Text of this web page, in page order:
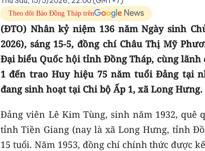
Theo dõi Báo Đồng Tháp trên
(ĐTO) Nhân kỷ niệm 136 năm Ngày sinh
2026), sáng 15-5, đồng chí Châu Thị Mỹ
Đại biểu Quốc hội tỉnh Đồng Tháp, cùng lãnh
1 đến trao Huy hiệu 75 năm tuổi Đảng tại
đang sinh hoạt tại Chi bộ Ấp 1, xã Long Hưng.
Đảng viên Lê Kim Tùng, sinh năm 1932, quê
tỉnh Tiền Giang (nay là xã Long Hưng, tỉnh
15 tuổi. Năm 1953, đồng chí chính thức được